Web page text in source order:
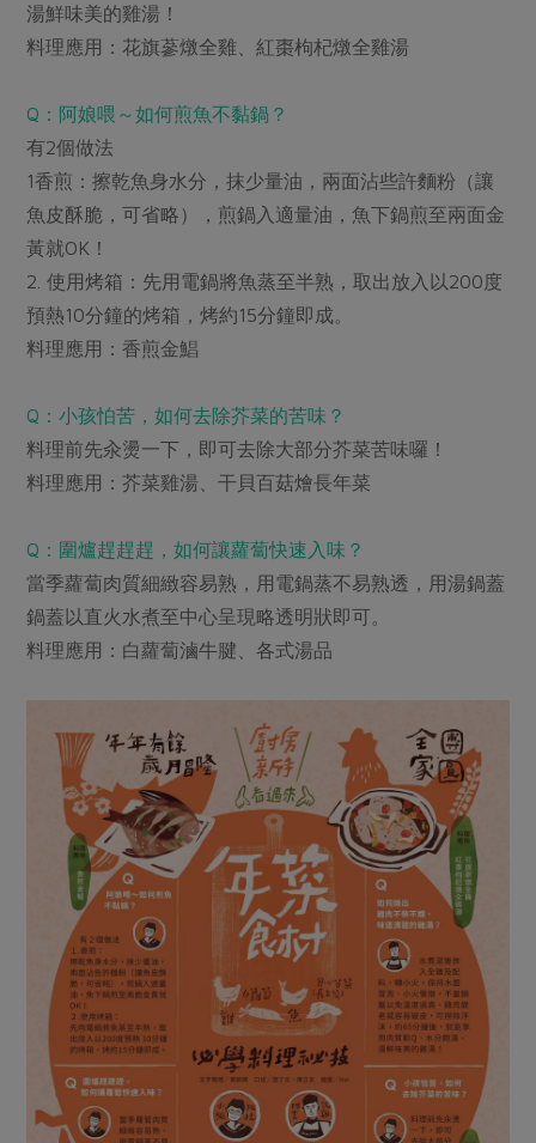
防災用品
優惠專區
素食專區
樂齡友善
年菜食譜
養身食補
節慶大餐
高麗菜海鮮煎餅
典藏閱覽室
最新消息
下載專區
社務會議
活動報下載
湯鮮味美的雞湯！
料理應用：花旗蔘燉全雞、紅棗枸杞燉全雞湯
Q：阿娘喂～如何煎魚不黏鍋？
有2個做法
1香煎：擦乾魚身水分，抹少量油，兩面沾些許麵粉（讓
魚皮酥脆，可省略），煎鍋入適量油，魚下鍋煎至兩面金
黃就OK！
2. 使用烤箱：先用電鍋將魚蒸至半熟，取出放入以200度
預熱10分鐘的烤箱，烤約15分鐘即成。
料理應用：香煎金鯧
Q：小孩怕苦，如何去除芥菜的苦味？
料理前先汆燙一下，即可去除大部分芥菜苦味囉！
料理應用：芥菜雞湯、干貝百菇燴長年菜
Q：圍爐趕趕趕，如何讓蘿蔔快速入味？
當季蘿蔔肉質細緻容易熟，用電鍋蒸不易熟透，用湯鍋蓋
鍋蓋以直火水煮至中心呈現略透明狀即可。
料理應用：白蘿蔔滷牛腱、各式湯品